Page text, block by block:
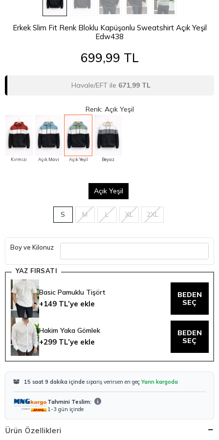
Erkek Slim Fit Renk Bloklu Kapüşonlu Sweatshirt Açık Yeşil
Edw438
699,99 TL
Havale/EFT ile 671,99 TL
Renk: Açık Yeşil
Kırmızı Açık Mavi Açık Yeşil Beyaz
Açık Yeşil
S M L XL 2XL
Boy ve Kilonuz
YAZ FIRSATI
Basic Pamuklu Tişört
+149 TL’ye ekle
BEDEN
SEÇ
Hakim Yaka Gömlek
+299 TL’ye ekle
BEDEN
SEÇ
15 saat 9 dakika içinde sipariş verirsen en geç Yarın kargoda
Tahmini Teslim:
1-3 gün içinde
Ürün Özellikleri